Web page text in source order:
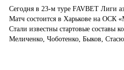
Сегодня в 23-м туре FAVBET Лиги
Матч состоится в Харькове на ОСК
Стали известны стартовые составы
Меличенко, Чоботенко, Быков,